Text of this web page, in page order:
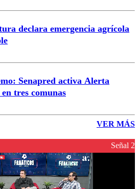
declara emergencia agrícola
Senapred activa Alerta
tres comunas
VER MÁS
Señal 2